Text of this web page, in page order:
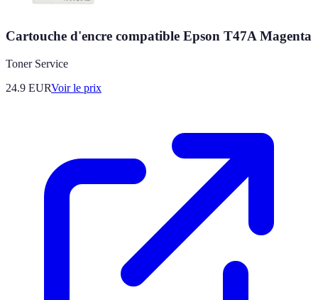
Cartouche d'encre compatible Epson T47A Magenta
Toner Service
24.9 EURVoir le prix